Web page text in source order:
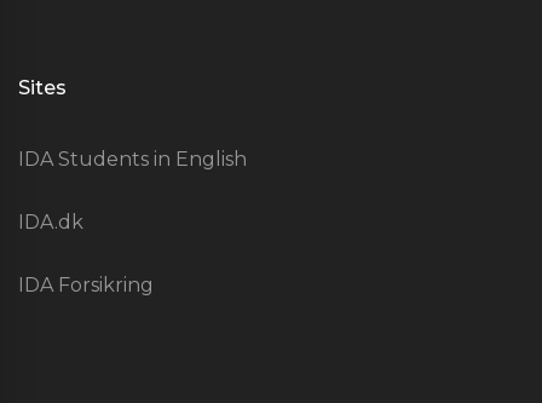
Sites
IDA Students in English
IDA.dk
IDA Forsikring